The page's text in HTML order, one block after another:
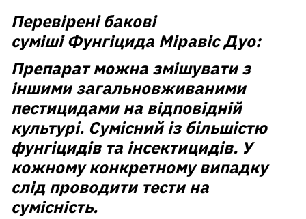
Перевірені бакові
суміші Фунгіцида Міравіс Дуо:
Препарат можна змішувати з
іншими загальновживаними
пестицидами на відповідній
культурі. Сумісний із більшістю
фунгіцидів та інсектицидів. У
кожному конкретному випадку
слід проводити тести на
сумісність.